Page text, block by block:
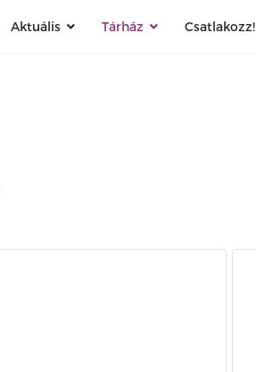
Aktuális Tárház Csatlakozz!